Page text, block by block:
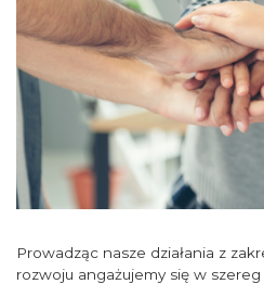
Prowadząc nasze działania z
rozwoju angażujemy się w